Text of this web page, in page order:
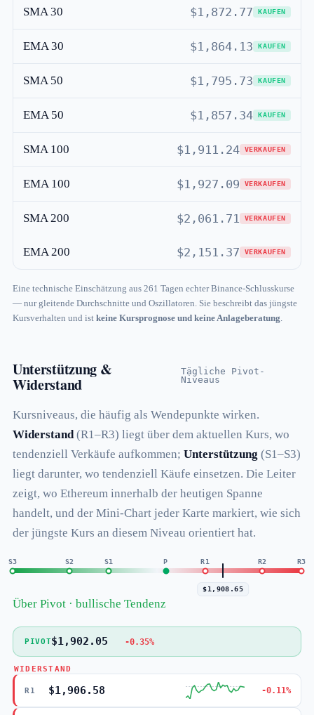
SMA 30 $1,872.77 KAUFEN
EMA 30 $1,864.13 KAUFEN
SMA 50 $1,795.73 KAUFEN
EMA 50 $1,857.34 KAUFEN
SMA 100 $1,911.24 VERKAUFEN
EMA 100 $1,927.09 VERKAUFEN
SMA 200 $2,061.71 VERKAUFEN
EMA 200 $2,151.37 VERKAUFEN
Eine technische Einschätzung aus 261 Tagen echter Binance-Schlusskurse
— nur gleitende Durchschnitte und Oszillatoren. Sie beschreibt das jüngste
Kursverhalten und ist keine Kursprognose und keine Anlageberatung.
Unterstützung &
Widerstand
Tägliche Pivot-
Niveaus
Kursniveaus, die häufig als Wendepunkte wirken.
Widerstand(R1–R3) liegt über dem aktuellen Kurs, wo
tendenziell Verkäufe aufkommen; Unterstützung (S1–S3)
liegt darunter, wo tendenziell Käufe einsetzen. Die Leiter
zeigt, wo Ethereum innerhalb der heutigen Spanne
handelt, und der Mini-Chart jeder Karte markiert, wie sich
der jüngste Kurs an diesem Niveau orientiert hat.
R3
R2
R1
P
S1
S2
S3
$1,908.65
Über Pivot · bullische Tendenz
PIVOT$1,902.05 -0.35%
WIDERSTAND
R1 $1,906.58 -0.11%